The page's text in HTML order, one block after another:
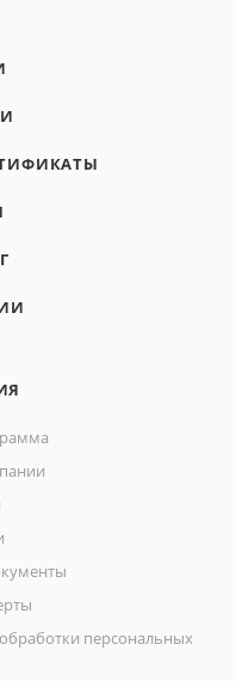
персональных